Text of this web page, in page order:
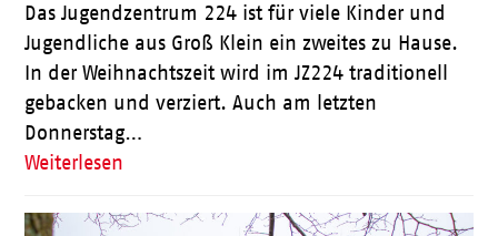
Das Jugendzentrum 224 ist für viele Kinder und
Jugendliche aus Groß Klein ein zweites zu Hause.
In der Weihnachtszeit wird im JZ224 traditionell
gebacken und verziert. Auch am letzten
Donnerstag…
Weiterlesen